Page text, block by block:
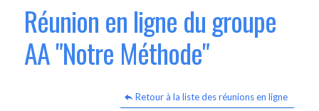
Réunion en ligne du groupe
AA "Notre Méthode"
Retour à la liste des réunions en ligne